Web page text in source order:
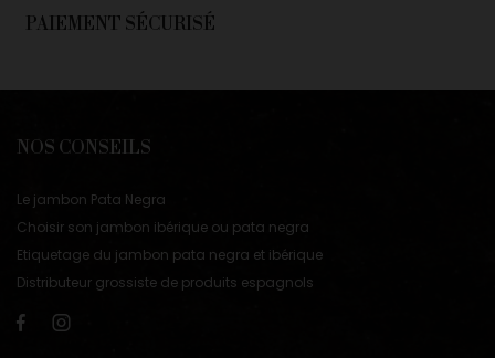
PAIEMENT SÉCURISÉ
NOS CONSEILS
Le jambon Pata Negra
Choisir son jambon ibérique ou pata negra
Etiquetage du jambon pata negra et ibérique
Distributeur grossiste de produits espagnols